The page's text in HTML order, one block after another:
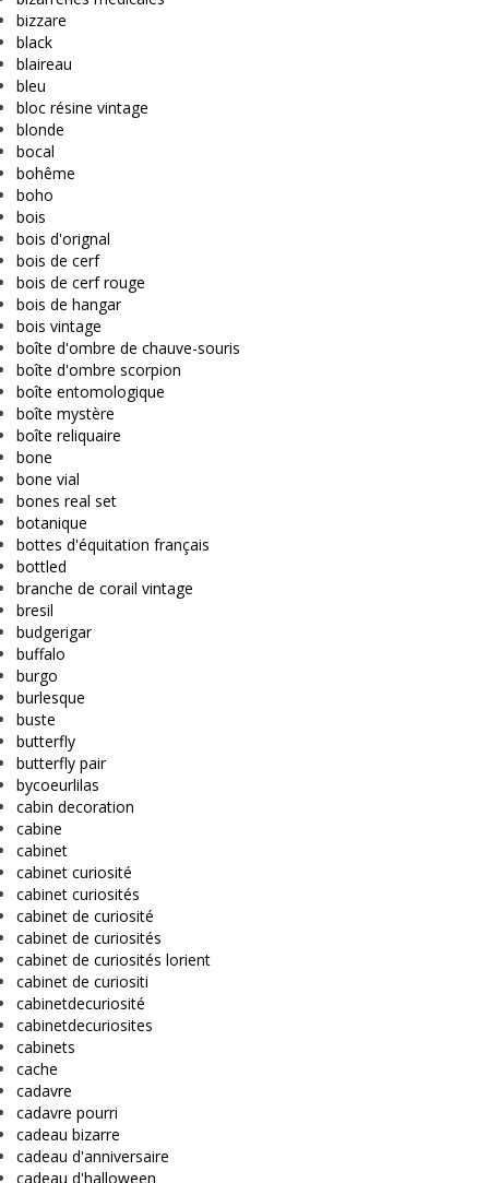
bizzare
black
blaireau
bleu
bloc résine vintage
blonde
bocal
bohême
boho
bois
bois d'orignal
bois de cerf
bois de cerf rouge
bois de hangar
bois vintage
boîte d'ombre de chauve-souris
boîte d'ombre scorpion
boîte entomologique
boîte mystère
boîte reliquaire
bone
bone vial
bones real set
botanique
bottes d'équitation français
bottled
branche de corail vintage
bresil
budgerigar
buffalo
burgo
burlesque
buste
butterfly
butterfly pair
bycoeurlilas
cabin decoration
cabine
cabinet
cabinet curiosité
cabinet curiosités
cabinet de curiosité
cabinet de curiosités
cabinet de curiosités lorient
cabinet de curiositi
cabinetdecuriosité
cabinetdecuriosites
cabinets
cache
cadavre
cadavre pourri
cadeau bizarre
cadeau d'anniversaire
cadeau d'halloween